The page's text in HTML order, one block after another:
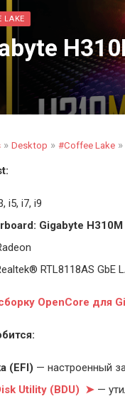
LAKE
» Desktop » #Coffee Lake »
i5, i7, i9
Gigabyte H310M
RTL8118AS GbE
OpenCore для
(EFI) — настроенный
Utility (BDU) ➤ —